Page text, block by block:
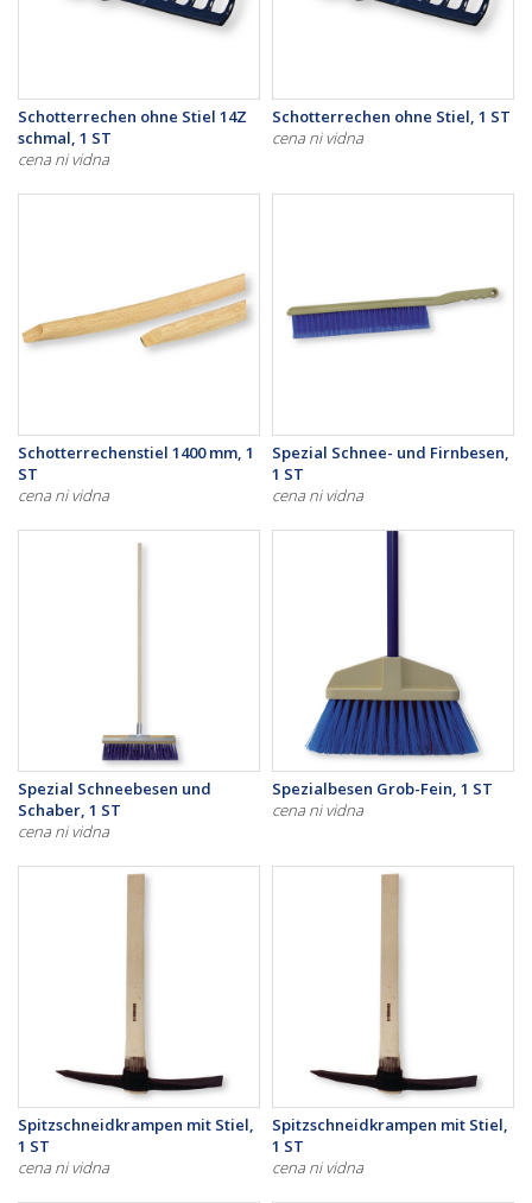
Schotterrechen ohne Stiel 14Z
schmal, 1 ST
cena ni vidna
Schotterrechen ohne Stiel, 1 ST
cena ni vidna
Schotterrechenstiel 1400 mm, 1
ST
cena ni vidna
Spezial Schnee- und Firnbesen,
1 ST
cena ni vidna
Spezial Schneebesen und
Schaber, 1 ST
cena ni vidna
Spezialbesen Grob-Fein, 1 ST
cena ni vidna
Spitzschneidkrampen mit Stiel,
1 ST
cena ni vidna
Spitzschneidkrampen mit Stiel,
1 ST
cena ni vidna